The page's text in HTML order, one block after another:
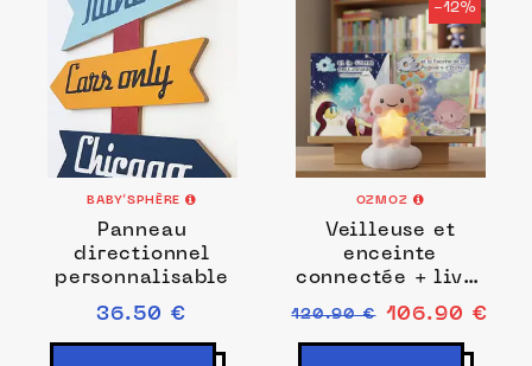
BABY’SPHÈRE
Panneau
directionnel
personnalisable
36.50 €
-12%
OZMOZ
Veilleuse et
enceinte
connectée + livre
de conte
120.90 € 106.90 €